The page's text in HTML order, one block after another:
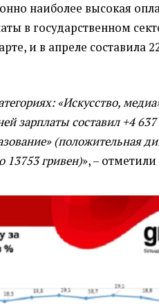
наиболее высокая
в государственном
и в апреле составила
«Искусство,
зарплаты составил +4
(положительная
13753 гривен)», –